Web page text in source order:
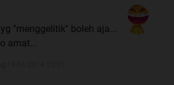
''menggelitik'' boleh aja...
amat...